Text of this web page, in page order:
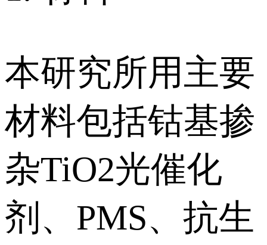
本研究所用主要
材料包括钴基掺
杂TiO2光催化
剂、PMS、抗生